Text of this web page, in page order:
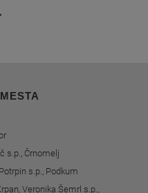
s.p., Črnomelj
s.p., Podkum
Veronika Šemrl s.p.,